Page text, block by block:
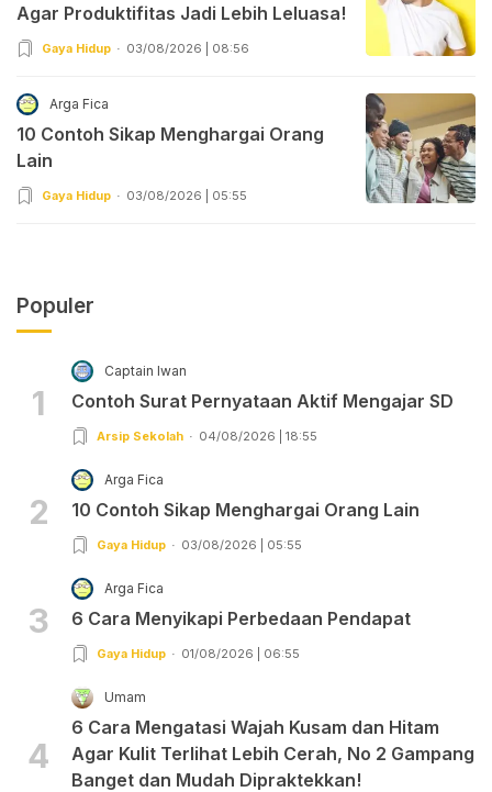
Agar Produktifitas Jadi Lebih Leluasa!
Gaya Hidup 03/08/2026 | 08:56
Arga Fica
10 Contoh Sikap Menghargai Orang
Lain
Gaya Hidup 03/08/2026 | 05:55
Populer
1
Captain Iwan
Contoh Surat Pernyataan Aktif Mengajar SD
Arsip Sekolah 04/08/2026 | 18:55
2
Arga Fica
10 Contoh Sikap Menghargai Orang Lain
Gaya Hidup 03/08/2026 | 05:55
3
Arga Fica
6 Cara Menyikapi Perbedaan Pendapat
Gaya Hidup 01/08/2026 | 06:55
4
Umam
6 Cara Mengatasi Wajah Kusam dan Hitam
Agar Kulit Terlihat Lebih Cerah, No 2 Gampang
Banget dan Mudah Dipraktekkan!